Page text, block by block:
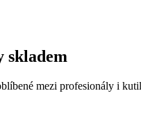
skladem
mezi profesionály i